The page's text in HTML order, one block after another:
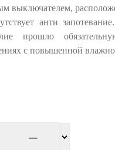
выключателем,
анти
прошло
с повышенной